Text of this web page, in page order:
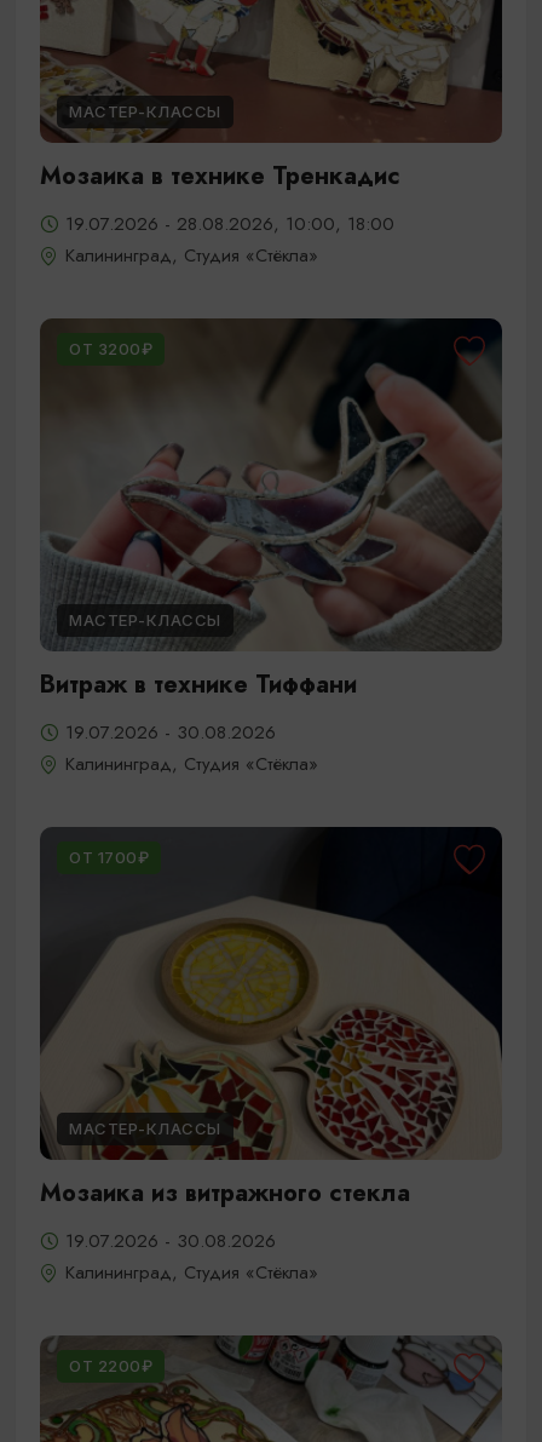
МАСТЕР-КЛАССЫ
Мозаика в технике Тренкадис
19.07.2026 - 28.08.2026, 10:00, 18:00
Калининград, Студия «Стёкла»
ОТ 3200₽
МАСТЕР-КЛАССЫ
Витраж в технике Тиффани
19.07.2026 - 30.08.2026
Калининград, Студия «Стёкла»
ОТ 1700₽
МАСТЕР-КЛАССЫ
Мозаика из витражного стекла
19.07.2026 - 30.08.2026
Калининград, Студия «Стёкла»
ОТ 2200₽